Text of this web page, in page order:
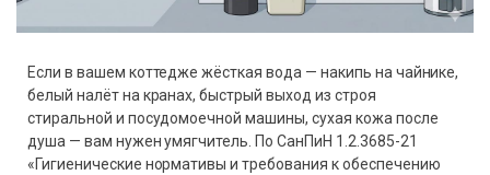
Если в вашем коттедже жёсткая вода — накипь на чайнике,
белый налёт на кранах, быстрый выход из строя
стиральной и посудомоечной машины, сухая кожа после
душа — вам нужен умягчитель. По СанПиН 1.2.3685-21
«Гигиенические нормативы и требования к обеспечению